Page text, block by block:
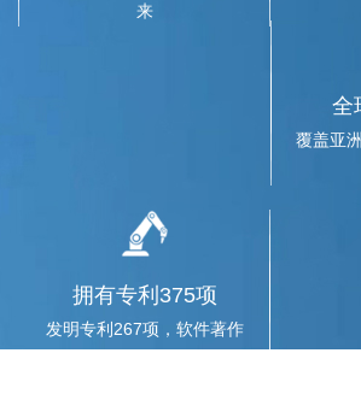
来
全
覆盖亚
拥有专利375项
发明专利267项，软件著作
2019年3月11日，辽宁上市公司协会2018年度
蓝英装备召开，辽宁省20余家上市公司董秘
蓝英装备与沈工大机械、电气工程学
2019年6月19日，蓝英装备与沈阳工业大学机
程学院正式签署战略合作协议，共同建立研究
蓝英装备的园区来了一批香港创业青年